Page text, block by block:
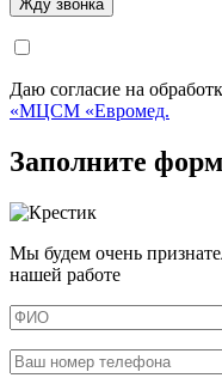
Даю согласие на
«МЦСМ «Евромед.
Заполните
Мы будем очень
нашей работе